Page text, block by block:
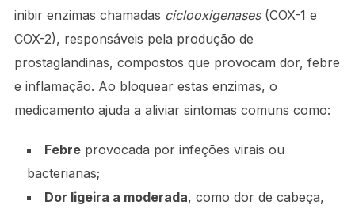
inibir enzimas chamadas ciclooxigenases(COX-1 e
COX-2), responsáveis pela produção de
prostaglandinas, compostos que provocam dor, febre
e inflamação. Ao bloquear estas enzimas, o
medicamento ajuda a aliviar sintomas comuns como:
Febreprovocada por infeções virais ou
bacterianas;
Dor ligeira a moderada, como dor de cabeça,